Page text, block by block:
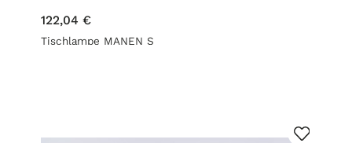
122,04 €
Tischlampe MANEN S